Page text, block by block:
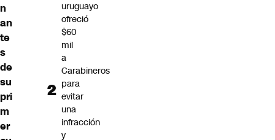
n
an
te
s
de
su
pri
m
er
uruguayo
ofreció
$60
mil
a
Carabineros
para
evitar
una
infracción
y